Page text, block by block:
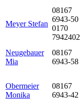
Meyer Stefan
08167
6943-50
0170
7942402
Neugebauer
Mia
08167
6943-58
Obermeier
Monika
08167
6943-42